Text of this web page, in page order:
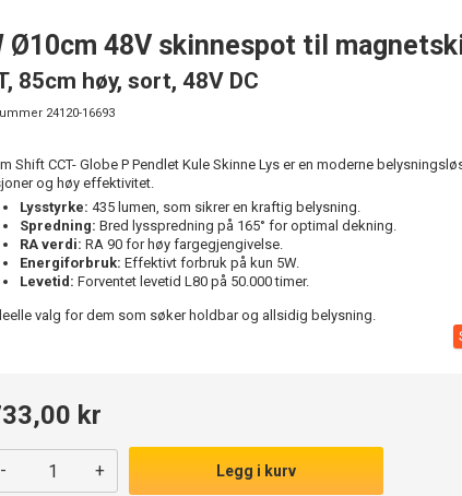
Ø10cm 48V skinnespot til
85cm høy, sort, 48V DC
24120-16693
Shift CCT- Globe P Pendlet Kule Skinne Lys er en moderne
og høy effektivitet.
Lysstyrke: 435 lumen, som sikrer en kraftig belysning.
Spredning: Bred lysspredning på 165° for optimal dekning.
RA verdi: RA 90 for høy fargegjengivelse.
Energiforbruk: Effektivt forbruk på kun 5W.
Levetid: Forventet levetid L80 på 50.000 timer.
valg for dem som søker holdbar og allsidig belysning.
kr
- + Legg i kurv